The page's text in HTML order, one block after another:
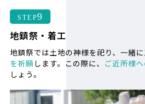
STEP9
地鎮祭・着工
地鎮祭では土地の神様を祀り、一緒
を祈願します。この際に、 ご近所様
しょう。